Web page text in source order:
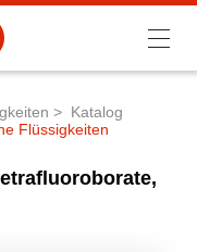
Katalog
Flüssigkeiten